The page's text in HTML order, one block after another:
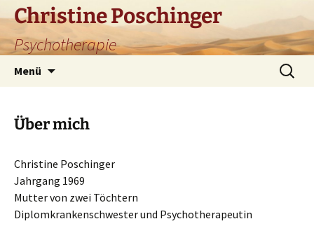
Zum
Inhalt
springen
Christine Poschinger
Psychotherapie
Menü
Suchen
nach:
Über mich
Christine Poschinger
Jahrgang 1969
Mutter von zwei Töchtern
Diplomkrankenschwester und Psychotherapeutin